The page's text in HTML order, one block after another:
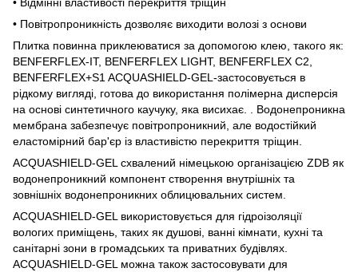
• Повітропроникність дозволяє виходити волозі з основи
Плитка повинна приклеюватися за допомогою клею, такого як:
BENFERFLEX-IT, BENFERFLEX LIGHT, BENFERFLEX C2,
BENFERFLEX+S1 ACQUASHIELD-GEL-застосовується в
рідкому вигляді, готова до використання полімерна дисперсія
на основі синтетичного каучуку, яка висихає. . Водонепроникна
мембрана забезпечує повітропроникний, але водостійкий
еластомірний бар'єр із властивістю перекриття тріщин.
ACQUASHIELD-GEL схвалений німецькою організацією ZDB як
водонепроникний компонент створення внутрішніх та
зовнішніх водонепроникних облицювальних систем.
ACQUASHIELD-GEL використовується для гідроізоляції
вологих приміщень, таких як душові, ванні кімнати, кухні та
санітарні зони в громадських та приватних будівлях.
ACQUASHIELD-GEL можна також застосовувати для